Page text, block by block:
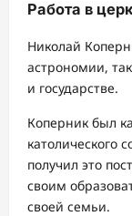
Работа в
Николай
астрономии,
и государстве.
Коперник был
католического
получил это
своим
своей семьи.